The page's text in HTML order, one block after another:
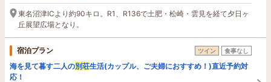
東名沼津ICより約90キロ。R1、R136で土肥・松崎・雲見を経て夕日ヶ
丘展望広場となり。
宿泊プラン ツイン 食事なし
海を見て暮す二人の別荘生活(カップル、ご夫婦におすすめ！)直近予約対
応！